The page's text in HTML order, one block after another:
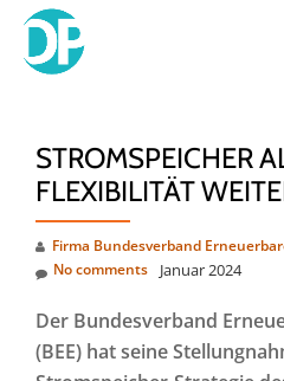
Skip
STROMSPEICHER
FLEXIBILITÄT
Firma Bundesverband
Januar 2024
No comments
Der Bundesverband
(BEE) hat seine